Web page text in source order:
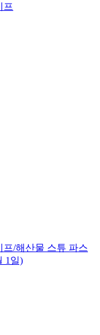
프
/해산물 스튜 파스
1일)